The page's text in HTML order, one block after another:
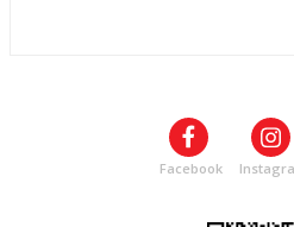
Facebook